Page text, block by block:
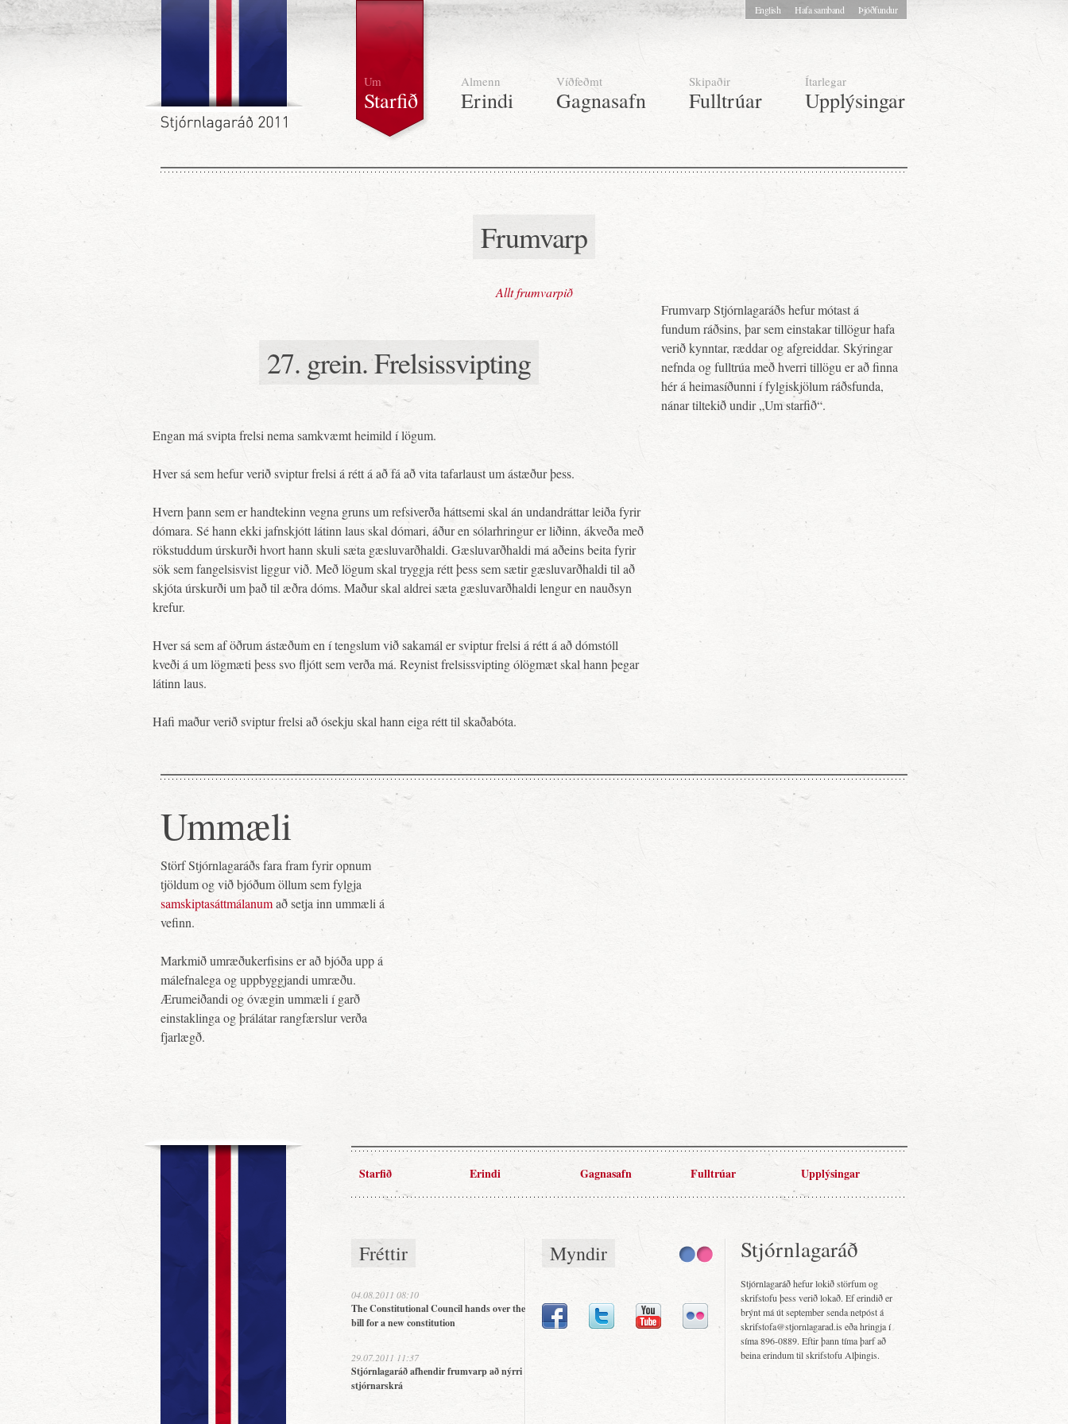
Um
Starfið
Almenn
Erindi
Víðfeðmt
Gagnasafn
Skipaðir
Fulltrúar
Ítarlegar
Upplýsingar
English Hafa samband Þjóðfundur
Frumvarp
Allt frumvarpið
27. grein. Frelsissvipting
Engan má svipta frelsi nema samkvæmt heimild í lögum.
Hver sá sem hefur verið sviptur frelsi á rétt á að fá að vita tafarlaust um ástæður þess.
Hvern þann sem er handtekinn vegna gruns um refsiverða háttsemi skal án undandráttar leiða fyrir
dómara. Sé hann ekki jafnskjótt látinn laus skal dómari, áður en sólarhringur er liðinn, ákveða með
rökstuddum úrskurði hvort hann skuli sæta gæsluvarðhaldi. Gæsluvarðhaldi má aðeins beita fyrir
sök sem fangelsisvist liggur við. Með lögum skal tryggja rétt þess sem sætir gæsluvarðhaldi til að
skjóta úrskurði um það til æðra dóms. Maður skal aldrei sæta gæsluvarðhaldi lengur en nauðsyn
krefur.
Hver sá sem af öðrum ástæðum en í tengslum við sakamál er sviptur frelsi á rétt á að dómstóll
kveði á um lögmæti þess svo fljótt sem verða má. Reynist frelsissvipting ólögmæt skal hann þegar
látinn laus.
Hafi maður verið sviptur frelsi að ósekju skal hann eiga rétt til skaðabóta.
Frumvarp Stjórnlagaráðs hefur mótast á
fundum ráðsins, þar sem einstakar tillögur hafa
verið kynntar, ræddar og afgreiddar. Skýringar
nefnda og fulltrúa með hverri tillögu er að finna
hér á heimasíðunni í fylgiskjölum ráðsfunda,
nánar tiltekið undir „Um starfið“.
Ummæli
Störf Stjórnlagaráðs fara fram fyrir opnum
tjöldum og við bjóðum öllum sem fylgja
samskiptasáttmálanumað setja inn ummæli á
vefinn.
Markmið umræðukerfisins er að bjóða upp á
málefnalega og uppbyggjandi umræðu.
Ærumeiðandi og óvægin ummæli í garð
einstaklinga og þrálátar rangfærslur verða
fjarlægð.
Starfið Erindi Gagnasafn Fulltrúar Upplýsingar
Fréttir
04.08.2011 08:10
The Constitutional Council hands over the
bill for a new constitution
29.07.2011 11:37
Stjórnlagaráð afhendir frumvarp að nýrri
stjórnarskrá
Myndir Stjórnlagaráð
Stjórnlagaráð hefur lokið störfum og
skrifstofu þess verið lokað. Ef erindið er
brýnt má út september senda netpóst á
skrifstofa@stjornlagarad.is eða hringja í
síma 896-0889. Eftir þann tíma þarf að
beina erindum til skrifstofu Alþingis.